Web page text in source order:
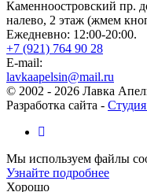
Каменноостровский пр.
налево, 2 этаж (жмем
Ежедневно: 12:00-20:00.
+7 (921) 764 90 28
E-mail:
lavkaapelsin@mail.ru
© 2002 - 2026 Лавка
Разработка сайта -
Мы используем файлы
Узнайте подробнее
Хорошо